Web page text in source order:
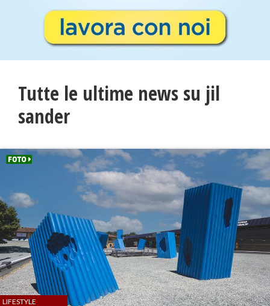
Tutte le ultime news su jil
sander
LIFESTYLE